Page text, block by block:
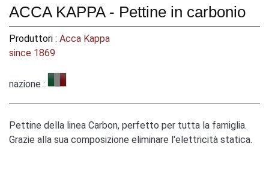
ACCA KAPPA - Pettine in carbonio
Produttori : Acca Kappa
since 1869
nazione :
Pettine della linea Carbon, perfetto per tutta la famiglia.
Grazie alla sua composizione eliminare l'elettricità statica.